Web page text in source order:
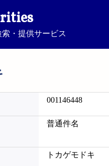
・提供サービス
001146448
普通件名
トカゲモドキ